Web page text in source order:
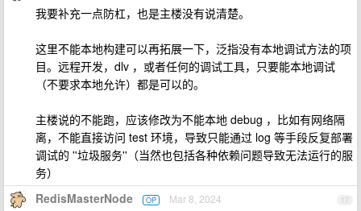
我要补充一点防杠，也是主楼没有说清楚。
这里不能本地构建可以再拓展一下，泛指没有本地调试方法的项
目。远程开发，dlv ，或者任何的调试工具，只要能本地调试
（不要求本地允许）都是可以的。
主楼说的不能跑，应该修改为不能本地 debug ，比如有网络隔
离，不能直接访问 test 环境，导致只能通过 log 等手段反复部署
调试的 ''垃圾服务''（当然也包括各种依赖问题导致无法运行的服
务）
17
RedisMasterNode OP Mar 8, 2024